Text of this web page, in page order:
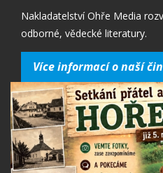
Nakladatelství Ohře Media
odborné, vědecké literatury.
Více informací o naší